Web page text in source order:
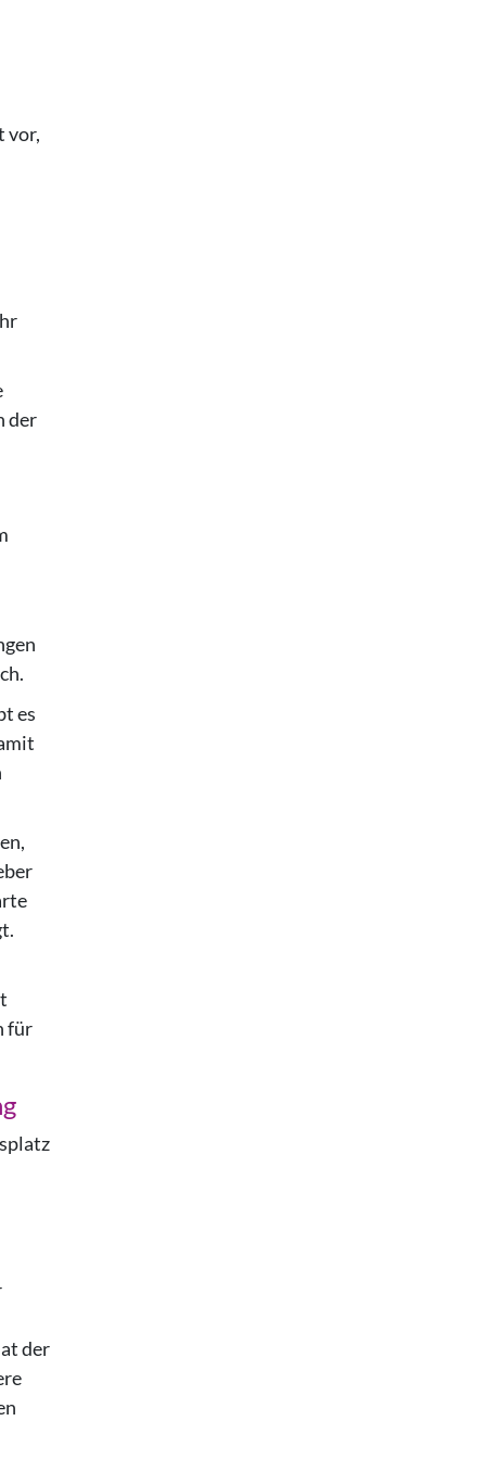
vor,
der
es
für
der